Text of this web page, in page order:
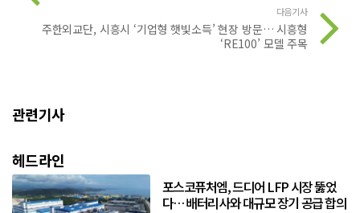
다음기사
주한외교단, 시흥시 ‘기업형 햇빛소득’ 현장 방문… 시흥형
‘RE100’ 모델 주목
관련기사
헤드라인
포스코퓨처엠, 드디어 LFP 시장 뚫었
다… 배터리사와 대규모 장기 공급 합의